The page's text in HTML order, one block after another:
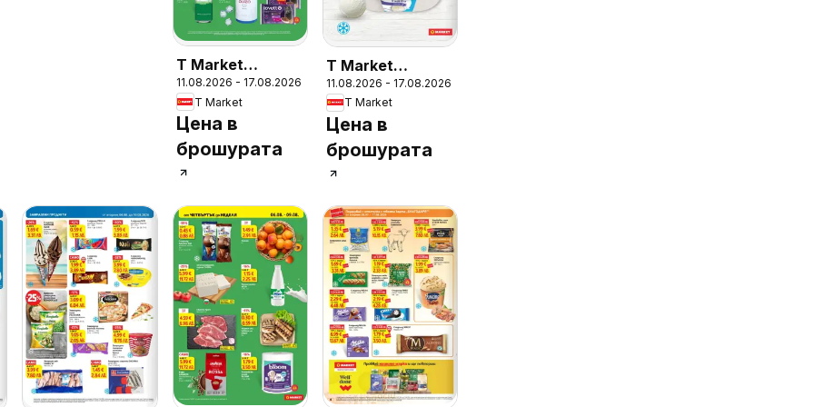
T Market
Седмична
брошура
11.08.2026 - 17.08.2026
T Market
Цена в
брошурата
T Market
Седмична
брошура
11.08.2026 - 17.08.2026
T Market
Цена в
брошурата